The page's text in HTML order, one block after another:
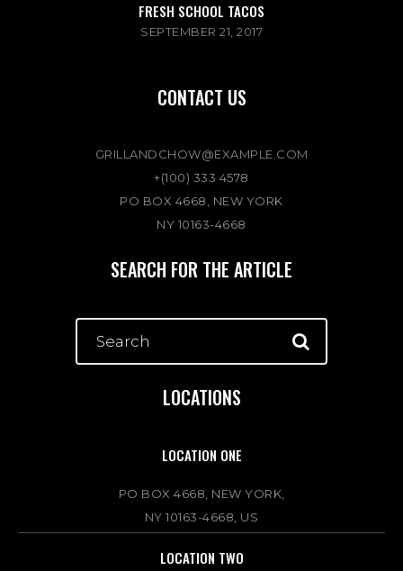
FRESH SCHOOL TACOS
SEPTEMBER 21, 2017
CONTACT US
GRILLANDCHOW@EXAMPLE.COM
+(100) 333 4578
PO BOX 4668, NEW YORK
NY 10163-4668
SEARCH FOR THE ARTICLE
LOCATIONS
LOCATION ONE
PO BOX 4668, NEW YORK,
NY 10163-4668, US
LOCATION TWO